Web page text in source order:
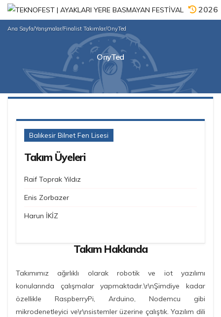
2026
Ana Sayfa/Yarışmalar/Finalist Takımlar/OnyTed
OnyTed
Balıkesir Bilnet Fen Lisesi
Takım Üyeleri
Raif Toprak Yıldız
Enis Zorbazer
Harun İKİZ
Takım Hakkında
Takımımız ağırlıklı olarak robotik ve iot yazılımı
konularında çalışmalar yapmaktadır.\r\nŞimdiye kadar
özellikle RaspberryPi, Arduino, Nodemcu gibi
mikrodenetleyici ve\r\nsistemler üzerine çalıştık. Yazılım dili